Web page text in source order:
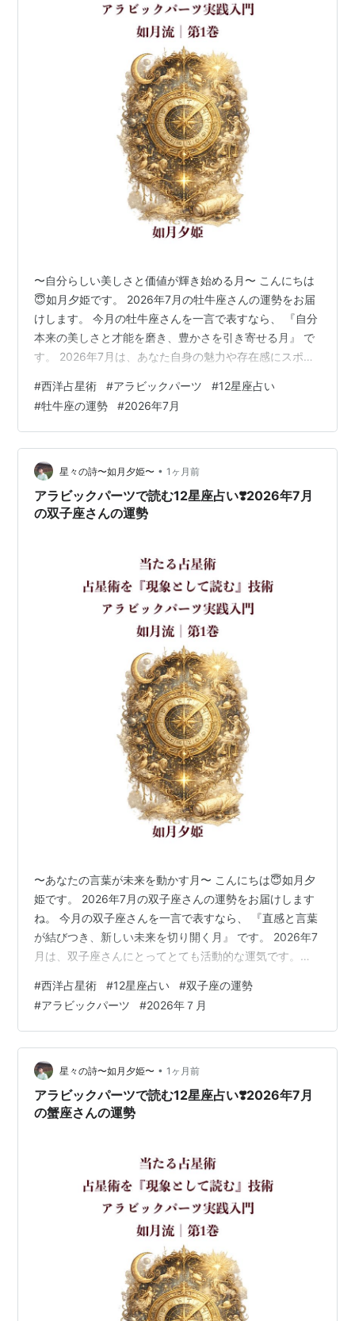
〜自分らしい美しさと価値が輝き始める月〜 こんにちは
😇如月夕姫です。 2026年7月の牡牛座さんの運勢をお届
けします。 今月の牡牛座さんを一言で表すなら、 『自分
本来の美しさと才能を磨き、豊かさを引き寄せる月』 で
す。 2026年7月は、あなた自身の魅力や存在感にスポッ
ン、学び、発信、創作活動などを通して、「私にはこん
な魅力があったんだ」と再発見するような出来事が増え
ていくでしょう。 牡牛座は本来、安定や心地よさを大切
にする星座ですが、今月は少しだけ冒険心を持つことが
幸運の鍵になります。 🌟 全体運 いつもと少し違う選択
が幸運を呼ぶ 今月は、新し…
#西洋占星術 #アラビックパーツ #12星座占い
#牡牛座の運勢 #2026年7月
星々の詩〜如月夕姫〜 • 1ヶ月前
アラビックパーツで読む12星座占い❣️2026年7月
の双子座さんの運勢
〜あなたの言葉が未来を動かす月〜 こんにちは😇如月夕
姫です。 2026年7月の双子座さんの運勢をお届けします
ね。 今月の双子座さんを一言で表すなら、 『直感と言葉
が結びつき、新しい未来を切り開く月』 です。 2026年7
月は、双子座さんにとってとても活動的な運気です。知
戦のチャンスが増えていくでしょう。 『自分は何を伝え
たいのか』『どんな未来を創りたいのか』 そんなテーマ
と向き合うことで、人生の新しい流れが始まっていきそ
うです。 🌟 全体運 ひらめきを言葉にすることで運が動
く 今月は、新しいことに挑戦するほど運気が開ける時期
です。 特に、 執筆…
#西洋占星術 #12星座占い #双子座の運勢
#アラビックパーツ #2026年７月
星々の詩〜如月夕姫〜 • 1ヶ月前
アラビックパーツで読む12星座占い❣️2026年7月
の蟹座さんの運勢